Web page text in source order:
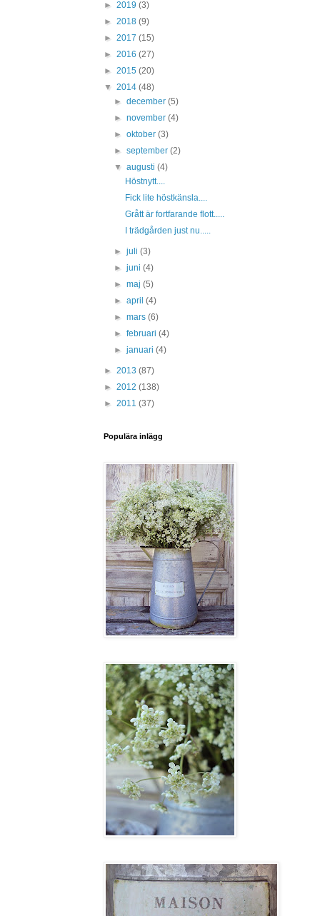
► 2019 (3)
► 2018 (9)
► 2017 (15)
► 2016 (27)
► 2015 (20)
▼ 2014 (48)
►december(5)
►november(4)
►oktober(3)
►september(2)
▼augusti(4)
Höstnytt....
Fick lite höstkänsla....
Grått är fortfarande flott.....
I trädgården just nu.....
►juli(3)
►juni(4)
►maj(5)
►april(4)
►mars(6)
►februari(4)
►januari(4)
► 2013 (87)
► 2012 (138)
► 2011 (37)
Populära inlägg